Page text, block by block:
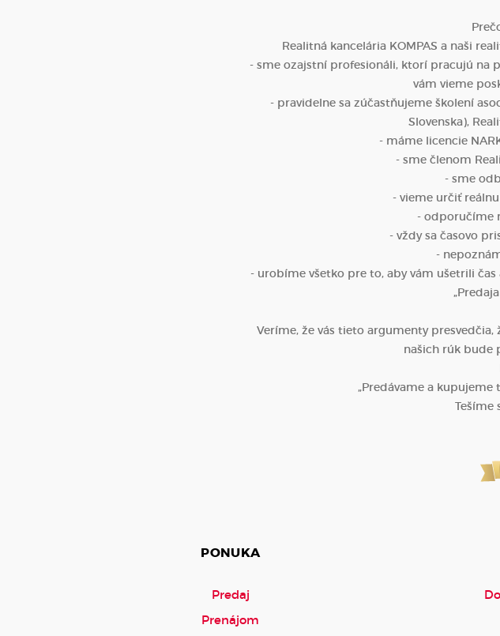
Realitná kancelária KOMPAS a naši
- sme ozajstní profesionáli, ktorí pracujú na
vám vieme
- pravidelne sa zúčastňujeme školení
Slovenska),
- máme licencie
- sme členom
- sme
- vieme určiť
- odporučíme
- vždy sa časovo
-
- urobíme všetko pre to, aby vám ušetrili
Veríme, že vás tieto argumenty
našich rúk bude
„Predávame a kupujeme
Tešíme
PONUKA
Predaj
Prenájom